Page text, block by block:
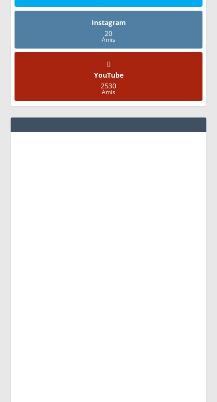
Instagram
20
Amis
YouTube
2530
Amis